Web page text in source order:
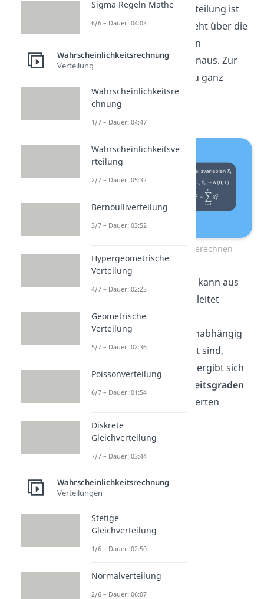
Die genaue Formel der Verteilung ist
ziemlich kompliziert und geht über die
Anforderungen der meisten
Statistikveranstaltungen hinaus. Zur
Berechnung verwendest du ganz
einfach wieder eine
Verteilungstabelle
Chi Quadrat Verteilung berechnen
Die Chi Quadrat Verteilung kann aus
der Normalverteilung abgeleitet
werden. Haben wir also n
Zufallsvariablen
, die unabhängig
und standardnormalverteilt sind,
dann ergibt sich
Freiheitsgraden
aus der Summe der quadrierten
Zufallsvariablen.
Sigma Regeln Mathe
6/6 – Dauer: 04:03
Wahrscheinlichkeitsrechnung
Verteilung
Wahrscheinlichkeitsre
chnung
1/7 – Dauer: 04:47
Wahrscheinlichkeitsve
rteilung
2/7 – Dauer: 05:32
Bernoulliverteilung
3/7 – Dauer: 03:52
Hypergeometrische
Verteilung
4/7 – Dauer: 02:23
Geometrische
Verteilung
5/7 – Dauer: 02:36
Poissonverteilung
6/7 – Dauer: 01:54
Diskrete
Gleichverteilung
7/7 – Dauer: 03:44
Wahrscheinlichkeitsrechnung
Verteilungen
Stetige
Gleichverteilung
1/6 – Dauer: 02:50
Normalverteilung
2/6 – Dauer: 06:07